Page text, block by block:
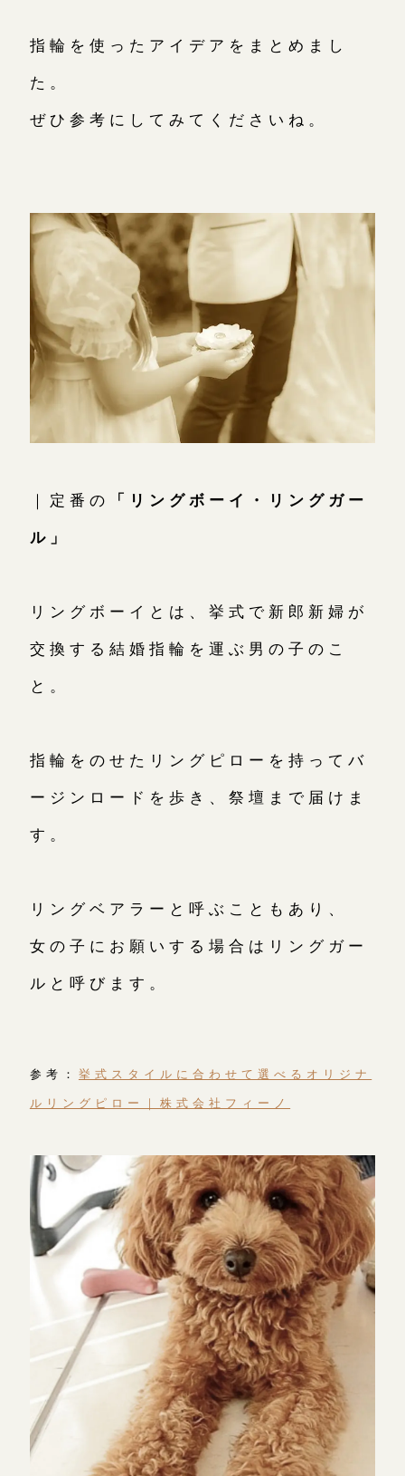
指輪を使ったアイデアをまとめまし
た。
ぜひ参考にしてみてくださいね。
｜定番の
「リングボーイ・リングガー
ル」
リングボーイとは、挙式で新郎新婦が
交換する結婚指輪を運ぶ男の子のこ
と。
指輪をのせたリングピローを持ってバ
ージンロードを歩き、祭壇まで届けま
す。
リングベアラーと呼ぶこともあり、
女の子にお願いする場合はリングガー
ルと呼びます。
参考： 挙式スタイルに合わせて選べるオリジナ
ルリングピロー｜株式会社フィーノ